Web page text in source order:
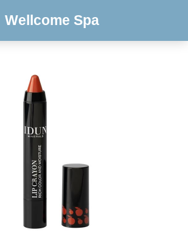
Wellcome Spa